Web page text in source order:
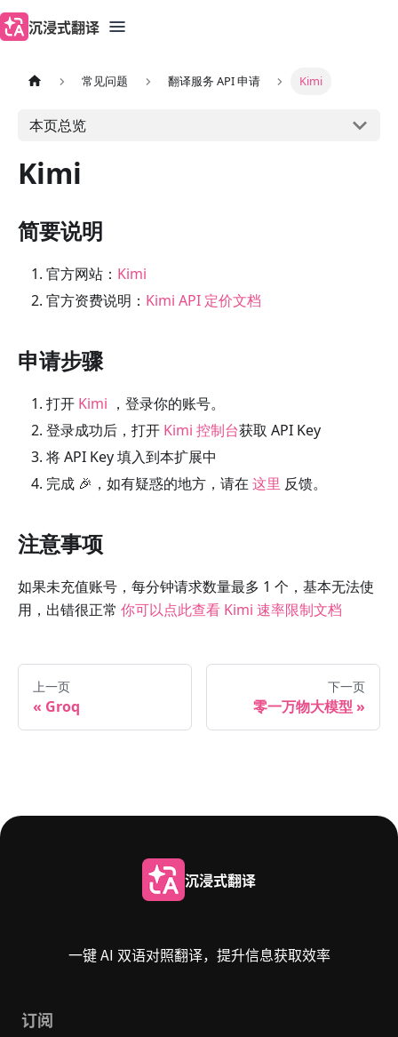
沉浸式翻译
常见问题 翻译服务 API 申请 Kimi
本页总览
Kimi
简要说明
官方网站： Kimi
官方资费说明： Kimi API 定价文档
申请步骤
打开 Kimi ，登录你的账号。
登录成功后，打开 Kimi 控制台获取 API Key
将 API Key 填入到本扩展中
完成 🎉，如有疑惑的地方，请在 这里 反馈。
注意事项
如果未充值账号，每分钟请求数量最多 1 个，基本无法使
用，出错很正常 你可以点此查看 Kimi 速率限制文档
上一页
Groq
下一页
零一万物大模型
沉浸式翻译
一键 AI 双语对照翻译，提升信息获取效率
订阅